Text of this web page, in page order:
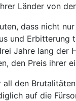
Länder von
dass nicht
und Erbitterung
Jahre lang der
den Preis ihrer
den
auf die